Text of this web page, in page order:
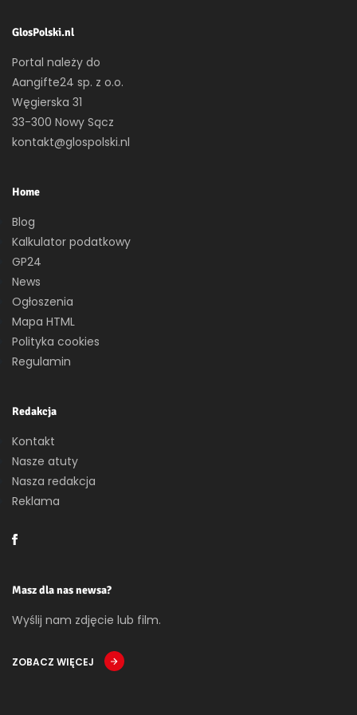
GlosPolski.nl
Portal należy do
Aangifte24 sp. z o.o.
Węgierska 31
33-300 Nowy Sącz
kontakt@glospolski.nl
Home
Blog
Kalkulator podatkowy
GP24
News
Ogłoszenia
Mapa HTML
Polityka cookies
Regulamin
Redakcja
Kontakt
Nasze atuty
Nasza redakcja
Reklama
Masz dla nas newsa?
Wyślij nam zdjęcie lub film.
ZOBACZ WIĘCEJ